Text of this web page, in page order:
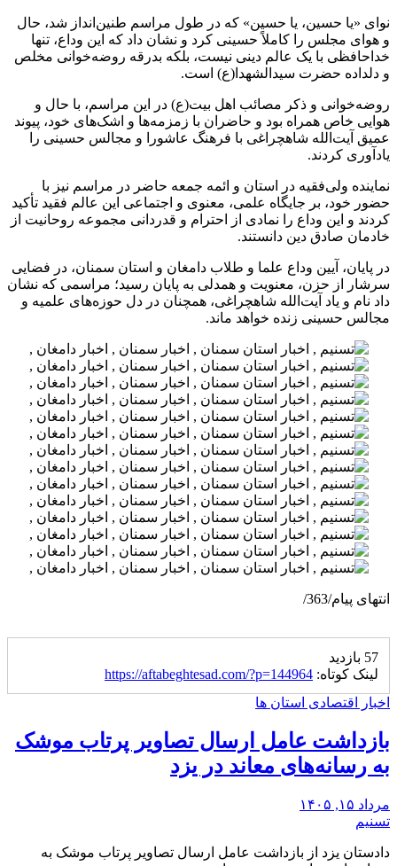
نوای «یا حسین، یا حسین» که در طول مراسم طنین‌انداز شد، حال
و هوای مجلس را کاملاً حسینی کرد و نشان داد که این وداع، تنها
خداحافظی با یک عالم دینی نیست، بلکه بدرقه روضه‌خوانی مخلص
و دلداده حضرت سیدالشهدا(ع) است.
روضه‌خوانی و ذکر مصائب اهل بیت(ع) در این مراسم، با حال و
هوایی خاص همراه بود و حاضران با زمزمه‌ها و اشک‌های خود، پیوند
عمیق آیت‌الله شاهچراغی با فرهنگ عاشورا و مجالس حسینی را
یادآوری کردند.
نماینده ولی‌فقیه در استان و ائمه جمعه حاضر در مراسم نیز با
حضور خود، بر جایگاه علمی، معنوی و اجتماعی این عالم فقید تأکید
کردند و این وداع را نمادی از احترام و قدردانی مجموعه روحانیت از
خادمان صادق دین دانستند.
در پایان، آیین وداع علما و طلاب دامغان و استان سمنان، در فضایی
سرشار از حزن، معنویت و همدلی به پایان رسید؛ مراسمی که نشان
داد نام و یاد آیت‌الله شاهچراغی، همچنان در دل حوزه‌های علمیه و
مجالس حسینی زنده خواهد ماند.
انتهای پیام/363/
57 بازدید
لینک کوتاه: https://aftabeghtesad.com/?p=144964
اخبار اقتصادی استان ها
بازداشت عامل ارسال تصاویر پرتاب موشک
به رسانه‌های معاند در یزد
مرداد ۱۵, ۱۴۰۵
تسنیم
دادستان یزد از بازداشت عامل ارسال تصاویر پرتاب موشک به